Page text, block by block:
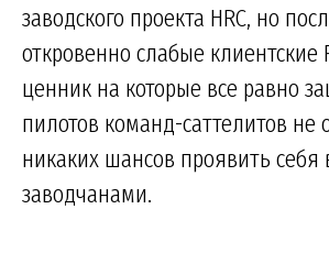
заводского проекта HRC, но
откровенно слабые клиентские
ценник на которые все равно
пилотов команд-саттелитов не
никаких шансов проявить себя
заводчанами.